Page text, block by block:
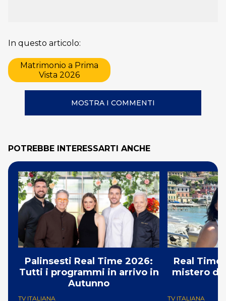
In questo articolo:
Matrimonio a Prima
Vista 2026
MOSTRA I COMMENTI
POTREBBE INTERESSARTI ANCHE
Palinsesti Real Time 2026:
Tutti i programmi in arrivo in
Autunno
TV ITALIANA
Real
mistero
TV ITALIANA